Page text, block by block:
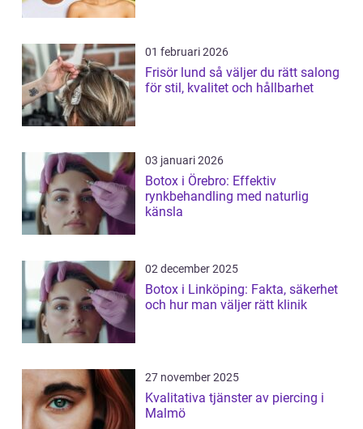
01 februari 2026
Frisör lund så väljer du rätt salong
för stil, kvalitet och hållbarhet
03 januari 2026
Botox i Örebro: Effektiv
rynkbehandling med naturlig
känsla
02 december 2025
Botox i Linköping: Fakta, säkerhet
och hur man väljer rätt klinik
27 november 2025
Kvalitativa tjänster av piercing i
Malmö